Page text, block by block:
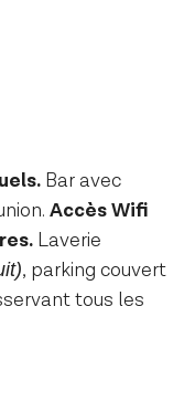
Bar avec
Accès Wifi
Laverie
, parking couvert
tous les